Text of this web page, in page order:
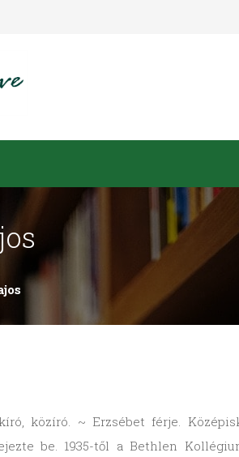
közíró. ~ Erzsébet férje.
be. 1935-től a Bethlen